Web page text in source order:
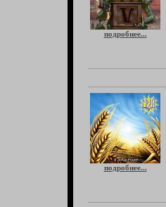
подробнее...
подробнее...